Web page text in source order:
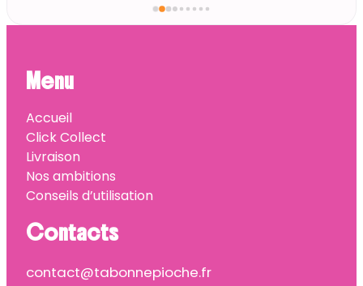
Menu
Accueil
Click Collect
Livraison
Nos ambitions
Conseils d’utilisation
Contacts
contact@tabonnepioche.fr